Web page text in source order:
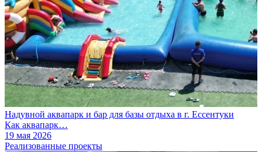
Надувной аквапарк и бар для базы отдыха в г. Ессентуки
Как аквапарк…
19 мая 2026
Реализованные проекты